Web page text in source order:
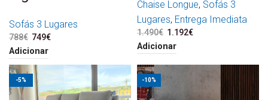
Sofás 3 Lugares
788€ O preço original era:
788€.
749€
Adicionar
Chaise Longue, Sofás 3
Lugares, Entrega Imediata
1.490€ O preço original era:
1.490€.
1.192€
Adicionar
-5% -10%